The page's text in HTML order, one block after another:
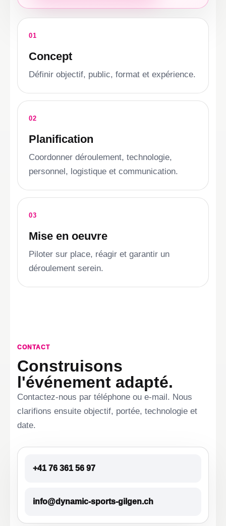
01
Concept
Définir objectif, public, format et expérience.
02
Planification
Coordonner déroulement, technologie,
personnel, logistique et communication.
03
Mise en oeuvre
Piloter sur place, réagir et garantir un
déroulement serein.
CONTACT
Construisons
l'événement adapté.
Contactez-nous par téléphone ou e-mail. Nous
clarifions ensuite objectif, portée, technologie et
date.
+41 76 361 56 97
info@dynamic-sports-gilgen.ch